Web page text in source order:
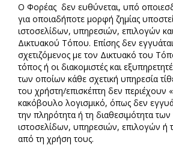
Ο Φορέας δεν ευθύνεται, υπό
για οποιαδήποτε μορφή ζημίας
ιστοσελίδων, υπηρεσιών, επιλογών
Δικτυακού Τόπου. Επίσης δεν
σχετιζόμενος με τον Δικτυακό του
τόπος ή οι διακομιστές και
των οποίων κάθε σχετική υπηρεσία
του χρήστη/επισκέπτη δεν περιέχουν
κακόβουλο λογισμικό, όπως δεν
την πληρότητα ή τη διαθεσιμότητα
ιστοσελίδων, υπηρεσιών, επιλογών ή
από τη χρήση τους.